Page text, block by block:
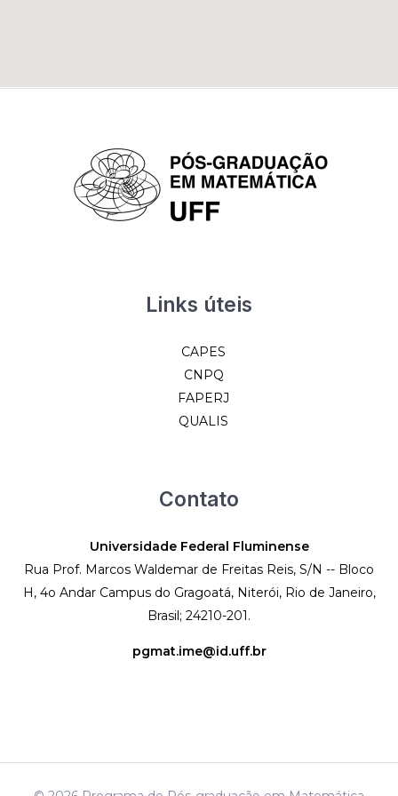
Links úteis
CAPES
CNPQ
FAPERJ
QUALIS
Contato
Universidade Federal Fluminense
Rua Prof. Marcos Waldemar de Freitas Reis, S/N -- Bloco
H, 4o Andar Campus do Gragoatá, Niterói, Rio de Janeiro,
Brasil; 24210-201.
pgmat.ime@id.uff.br